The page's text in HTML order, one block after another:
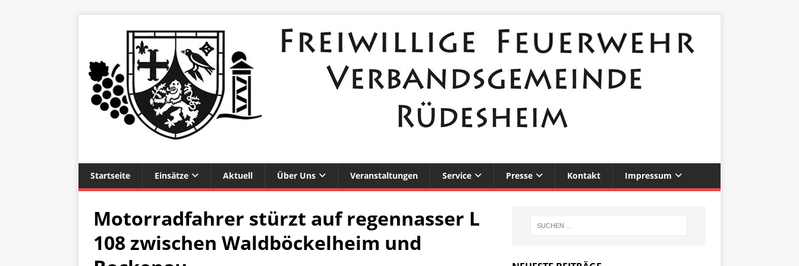
Startseite Einsätze Aktuell Über Uns Veranstaltungen Service Presse Kontakt Impressum
Motorradfahrer stürzt auf regennasser L
108 zwischen Waldböckelheim und